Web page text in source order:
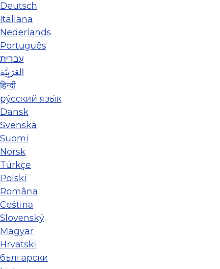
Deutsch
Italiana
Nederlands
Português
עברית
العَرَبِيَّة
हिन्दी
ру́сский язы́к
Dansk
Svenska
Suomi
Norsk
Türkçe
Polski
Româna
Ceština
Slovenský
Magyar
Hrvatski
български